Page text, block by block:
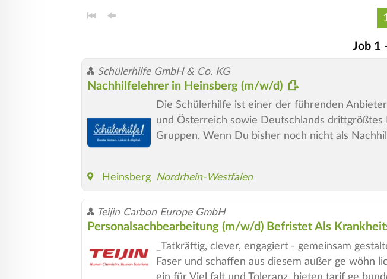
Job 1
Schülerhilfe GmbH & Co. KG
Nachhilfelehrer in Heinsberg (m/w/d)
Die Schülerhilfe ist einer der führenden
und Österreich sowie Deutschlands drittgrößtes
Gruppen. Wenn Du bisher noch nicht als
Heinsberg Nordrhein-Westfalen
Teijin Carbon Europe GmbH
Personalsachbearbeitung (m/w/d) Befristet Als
_Tatkräftig, clever, engagiert - gemeinsam
Faser und schaffen aus diesem außer ge wöhn
ein für Viel falt und Toleranz, bieten tarif ge